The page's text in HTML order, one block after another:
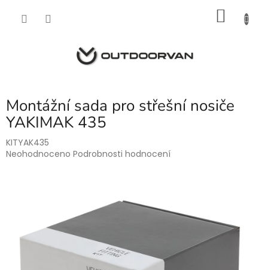
Montážní sada pro střešní nosiče
YAKIMAK 435
KITYAK435
Průměrné
hvězdiček.
Neohodnoceno Podrobnosti hodnocení